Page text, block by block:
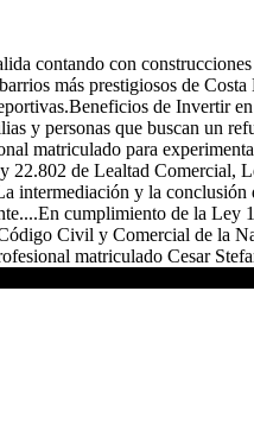
contando con
más prestigiosos de
de Invertir
y personas que buscan un
matriculado para
de Lealtad
intermediación y la
cumplimiento de la
Civil y Comercial de la
matriculado Cesar